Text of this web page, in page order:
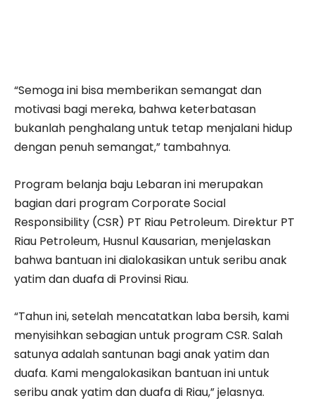
“Semoga ini bisa memberikan semangat dan
motivasi bagi mereka, bahwa keterbatasan
bukanlah penghalang untuk tetap menjalani hidup
dengan penuh semangat,” tambahnya.
Program belanja baju Lebaran ini merupakan
bagian dari program Corporate Social
Responsibility (CSR) PT Riau Petroleum. Direktur PT
Riau Petroleum, Husnul Kausarian, menjelaskan
bahwa bantuan ini dialokasikan untuk seribu anak
yatim dan duafa di Provinsi Riau.
“Tahun ini, setelah mencatatkan laba bersih, kami
menyisihkan sebagian untuk program CSR. Salah
satunya adalah santunan bagi anak yatim dan
duafa. Kami mengalokasikan bantuan ini untuk
seribu anak yatim dan duafa di Riau,” jelasnya.